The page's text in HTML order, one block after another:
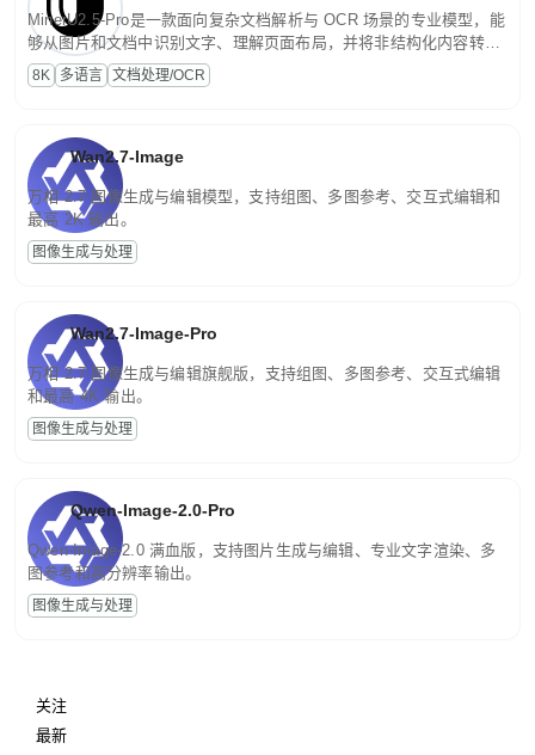
MinerU2.5-Pro是一款面向复杂文档解析与 OCR 场景的专业模型，能
够从图片和文档中识别文字、理解页面布局，并将非结构化内容转换
为便于存储、检索和二次处理的结构化结果。
8K 多语言 文档处理/OCR
Wan2.7-Image
万相 2.7 图像生成与编辑模型，支持组图、多图参考、交互式编辑和
最高 2K 输出。
图像生成与处理
Wan2.7-Image-Pro
万相 2.7 图像生成与编辑旗舰版，支持组图、多图参考、交互式编辑
和最高 4K 输出。
图像生成与处理
Qwen-Image-2.0-Pro
Qwen-Image-2.0 满血版，支持图片生成与编辑、专业文字渲染、多
图参考和高分辨率输出。
图像生成与处理
关注
最新